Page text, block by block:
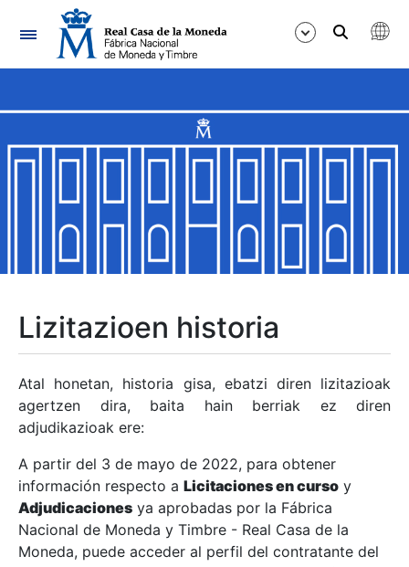
Nabigazioa
Erakutsi/Ezkutatu
Erakutsi/Ezkutatu
Erakutsi/Ezkutatu
Erakutsi/Ezkutatu
Erakutsi/Ezkutatu
Erakutsi/Ezkutatu
Erakutsi/Ezkutatu
Lizitazioen historia
Atal honetan, historia gisa, ebatzi diren lizitazioak
agertzen dira, baita hain berriak ez diren
adjudikazioak ere:
A partir del 3 de mayo de 2022, para obtener
información respecto a Licitaciones en curso y
Adjudicaciones ya aprobadas por la Fábrica
Nacional de Moneda y Timbre - Real Casa de la
Moneda, puede acceder al perfil del contratante del